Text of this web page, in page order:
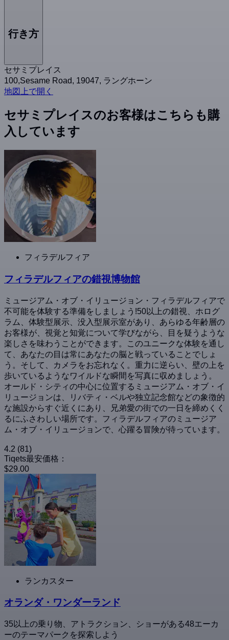
行き方
セサミプレイス
100,Sesame Road, 19047, ラングホーン
地図上で開く
セサミプレイスのお客様はこちらも購
入しています
フィラデルフィア
フィラデルフィアの錯視博物館
ミュージアム・オブ・イリュージョン・フィラデルフィアで
不可能を体験する準備をしましょう!50以上の錯視、ホログ
ラム、体験型展示、没入型展示室があり、あらゆる年齢層の
お客様が、視覚と知覚について学びながら、目を疑うような
楽しさを味わうことができます。このユニークな体験を通し
て、あなたの目は常にあなたの脳と戦っていることでしょ
う。そして、カメラをお忘れなく。重力に逆らい、壁の上を
歩いているようなワイルドな瞬間を写真に収めましょう。
オールド・シティの中心に位置するミュージアム・オブ・イ
リュージョンは、リバティ・ベルや独立記念館などの象徴的
な施設からすぐ近くにあり、兄弟愛の街での一日を締めくく
るにふさわしい場所です。フィラデルフィアのミュージア
ム・オブ・イリュージョンで、心躍る冒険が待っています。
4.2 (81)
Tiqets最安価格：
$29.00
ランカスター
オランダ・ワンダーランド
35以上の乗り物、アトラクション、ショーがある48エーカ
ーのテーマパークを探索しよう